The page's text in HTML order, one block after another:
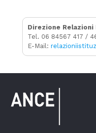
Direzione
Tel. 06 84567 417 /
E-Mail: